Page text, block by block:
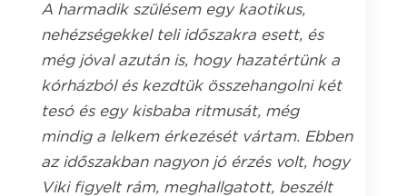
A harmadik szülésem egy kaotikus,
nehézségekkel teli időszakra esett, és
még jóval azután is, hogy hazatértünk a
kórházból és kezdtük összehangolni két
tesó és egy kisbaba ritmusát, még
mindig a lelkem érkezését vártam. Ebben
az időszakban nagyon jó érzés volt, hogy
Viki figyelt rám, meghallgatott, beszélt